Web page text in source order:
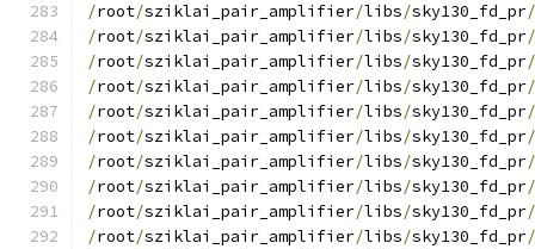
/root/sziklai_pair_amplifier/libs/sky130_fd_pr/
/root/sziklai_pair_amplifier/libs/sky130_fd_pr/
/root/sziklai_pair_amplifier/libs/sky130_fd_pr/
/root/sziklai_pair_amplifier/libs/sky130_fd_pr/
/root/sziklai_pair_amplifier/libs/sky130_fd_pr/
/root/sziklai_pair_amplifier/libs/sky130_fd_pr/
/root/sziklai_pair_amplifier/libs/sky130_fd_pr/
/root/sziklai_pair_amplifier/libs/sky130_fd_pr/
/root/sziklai_pair_amplifier/libs/sky130_fd_pr/
/root/sziklai_pair_amplifier/libs/sky130_fd_pr/